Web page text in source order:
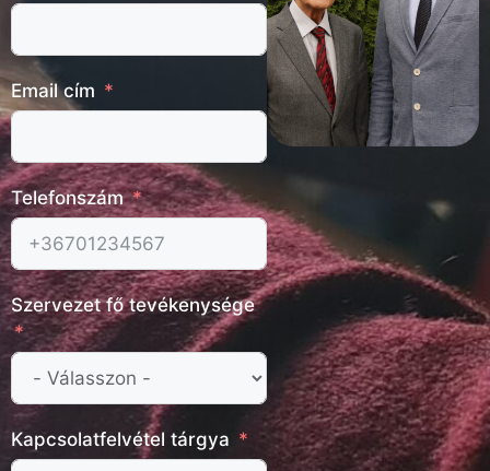
Email cím
Telefonszám
Szervezet fő tevékenysége
Kapcsolatfelvétel tárgya